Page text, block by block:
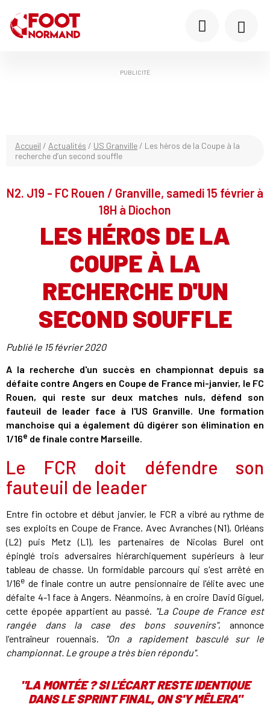
PUBLICITÉ
Accueil / Actualités / US Granville / Les héros de la Coupe à la
recherche d’un second souffle
N2. J19 - FC Rouen / Granville, samedi 15 février à
18H à Diochon
LES HÉROS DE LA
COUPE À LA
RECHERCHE D'UN
SECOND SOUFFLE
Publié le 15 février 2020
A la recherche d'un succès en championnat depuis sa
défaite contre Angers en Coupe de France mi-janvier, le FC
Rouen, qui reste sur deux matches nuls, défend son
fauteuil de leader face à l'US Granville. Une formation
manchoise qui a également dû digérer son élimination en
1/16e de finale contre Marseille.
Le FCR doit défendre son
fauteuil de leader
Entre fin octobre et début janvier, le FCR a vibré au rythme de
ses exploits en Coupe de France. Avec Avranches (N1), Orléans
(L2) puis Metz (L1), les partenaires de Nicolas Burel ont
épinglé trois adversaires hiérarchiquement supérieurs à leur
tableau de chasse. Un formidable parcours qui s'est arrêté en
1/16e de finale contre un autre pensionnaire de l'élite avec une
défaite 4-1 face à Angers. Néanmoins, à en croire David Giguel,
cette épopée appartient au passé. "La Coupe de France est
rangée dans la case des bons souvenirs", annonce
l'entraîneur rouennais. "On a rapidement basculé sur le
championnat. Le groupe a très bien répondu".
"LA MONTÉE ? SI L'ÉCART RESTE IDENTIQUE
DANS LE SPRINT FINAL, ON S'Y MÊLERA"